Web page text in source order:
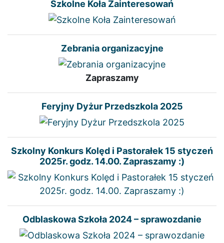
Szkolne Koła Zainteresowań
Zebrania organizacyjne
Zapraszamy
Feryjny Dyżur Przedszkola 2025
Szkolny Konkurs Kolęd i Pastorałek 15 styczeń
2025r. godz. 14.00. Zapraszamy :)
Odblaskowa Szkoła 2024 – sprawozdanie